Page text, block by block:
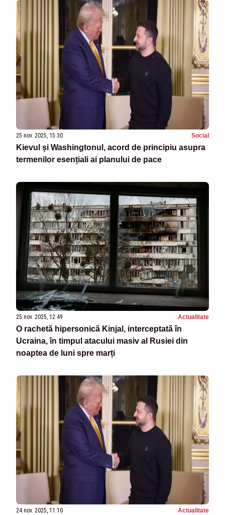
25 nov. 2025, 15:30 Social
Kievul și Washingtonul, acord de principiu asupra
termenilor esențiali ai planului de pace
25 nov. 2025, 12:49 Actualitate
O rachetă hipersonică Kinjal, interceptată în
Ucraina, în timpul atacului masiv al Rusiei din
noaptea de luni spre marți
24 nov. 2025, 11:10 Actualitate